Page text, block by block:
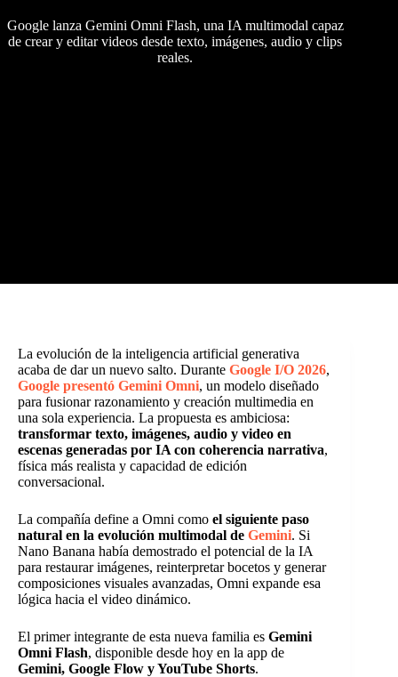
Google lanza Gemini Omni Flash, una IA multimodal capaz
de crear y editar videos desde texto, imágenes, audio y clips
reales.
La evolución de la inteligencia artificial generativa
acaba de dar un nuevo salto. Durante Google I/O 2026,
Google presentó Gemini Omni, un modelo diseñado
para fusionar razonamiento y creación multimedia en
una sola experiencia. La propuesta es ambiciosa:
transformar texto, imágenes, audio y video en
escenas generadas por IA con coherencia narrativa,
física más realista y capacidad de edición
conversacional.
La compañía define a Omni como el siguiente paso
natural en la evolución multimodal de Gemini. Si
Nano Banana había demostrado el potencial de la IA
para restaurar imágenes, reinterpretar bocetos y generar
composiciones visuales avanzadas, Omni expande esa
lógica hacia el video dinámico.
El primer integrante de esta nueva familia es Gemini
Omni Flash, disponible desde hoy en la app de
Gemini, Google Flow y YouTube Shorts.